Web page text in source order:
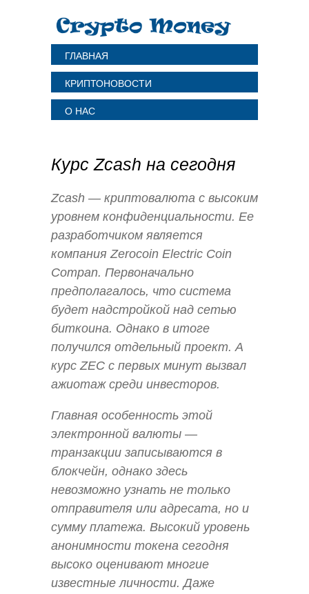
ГЛАВНАЯ
КРИПТОНОВОСТИ
О НАС
Курс Zcash на сегодня
Zcash — криптовалюта с высоким
уровнем конфиденциальности. Ее
разработчиком является
компания Zerocoin Electric Coin
Compan. Первоначально
предполагалось, что система
будет надстройкой над сетью
биткоина. Однако в итоге
получился отдельный проект. А
курс ZEC с первых минут вызвал
ажиотаж среди инвесторов.
Главная особенность этой
электронной валюты —
транзакции записываются в
блокчейн, однако здесь
невозможно узнать не только
отправителя или адресата, но и
сумму платежа. Высокий уровень
анонимности токена сегодня
высоко оценивают многие
известные личности. Даже